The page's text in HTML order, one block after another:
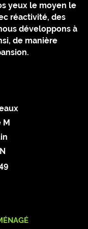
yeux le moyen le
réactivité, des
développons à
de manière
M